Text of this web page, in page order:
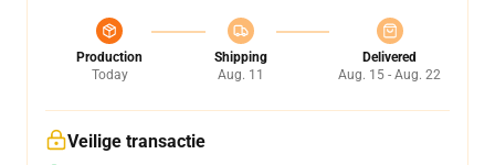
Production
Today
Shipping
Aug. 11
Delivered
Aug. 15 - Aug. 22
Veilige transactie